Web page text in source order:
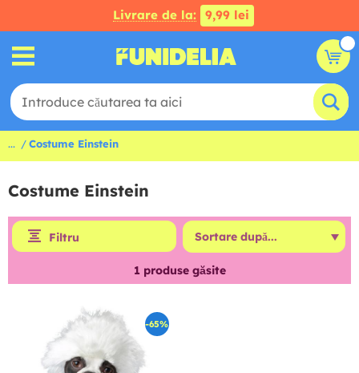
Livrare de la: 9,99 lei
... Costume Einstein
Costume Einstein
Filtru
1 produse găsite
-65%